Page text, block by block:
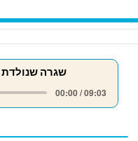
שגרה שנולדת
00:00 / 09:03